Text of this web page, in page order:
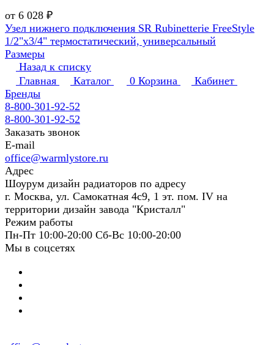
от 6 028 ₽
Узел нижнего подключения SR Rubinetterie FreeStyle
1/2"х3/4" термостатический, универсальный
Размеры
Назад к списку
Главная
Каталог 0 Корзина
Кабинет
Бренды
8-800-301-92-52
8-800-301-92-52
Заказать звонок
E-mail
office@warmlystore.ru
Адрес
Шоурум дизайн радиаторов по адресу
г. Москва, ул. Самокатная 4с9, 1 эт. пом. IV на
территории дизайн завода "Кристалл"
Режим работы
Пн-Пт 10:00-20:00 Сб-Вс 10:00-20:00
Мы в соцсетях